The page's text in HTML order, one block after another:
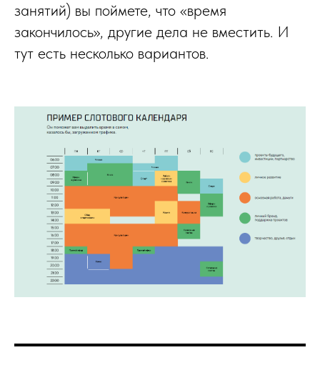
занятий) вы поймете, что «время
закончилось», другие дела не вместить. И
тут есть несколько вариантов.